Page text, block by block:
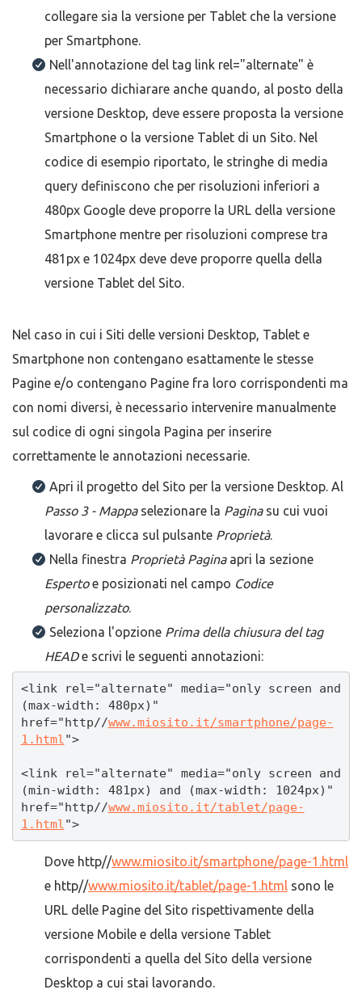
collegare sia la versione per Tablet che la versione
per Smartphone.
Nell'annotazione del tag link rel="alternate" è
necessario dichiarare anche quando, al posto della
versione Desktop, deve essere proposta la versione
Smartphone o la versione Tablet di un Sito. Nel
codice di esempio riportato, le stringhe di media
query definiscono che per risoluzioni inferiori a
480px Google deve proporre la URL della versione
Smartphone mentre per risoluzioni comprese tra
481px e 1024px deve deve proporre quella della
versione Tablet del Sito.
Nel caso in cui i Siti delle versioni Desktop, Tablet e
Smartphone non contengano esattamente le stesse
Pagine e/o contengano Pagine fra loro corrispondenti ma
con nomi diversi, è necessario intervenire manualmente
sul codice di ogni singola Pagina per inserire
correttamente le annotazioni necessarie.
Apri il progetto del Sito per la versione Desktop. Al
Passo 3 - Mappaselezionare la Pagina su cui vuoi
lavorare e clicca sul pulsante Proprietà.
Nella finestra Proprietà Paginaapri la sezione
Espertoe posizionati nel campo Codice
personalizzato.
Seleziona l'opzione Prima della chiusura del tag
HEADe scrivi le seguenti annotazioni:
<link rel="alternate" media="only screen and
(max-width: 480px)"
href="http//www.miosito.it/smartphone/page-
1.html ">
<link rel="alternate" media="only screen and
(min-width: 481px) and (max-width: 1024px)"
href="http//www.miosito.it/tablet/page-
1.html ">
Dove http//www.miosito.it/smartphone/page-1.html
e http//www.miosito.it/tablet/page-1.html sono le
URL delle Pagine del Sito rispettivamente della
versione Mobile e della versione Tablet
corrispondenti a quella del Sito della versione
Desktop a cui stai lavorando.